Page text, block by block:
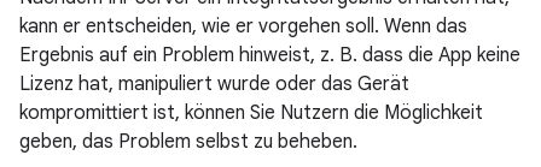
kann er entscheiden, wie er vorgehen soll. Wenn das
Ergebnis auf ein Problem hinweist, z. B. dass die App keine
Lizenz hat, manipuliert wurde oder das Gerät
kompromittiert ist, können Sie Nutzern die Möglichkeit
geben, das Problem selbst zu beheben.